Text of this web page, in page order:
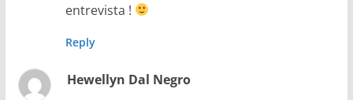
entrevista !
Reply
Hewellyn Dal Negro